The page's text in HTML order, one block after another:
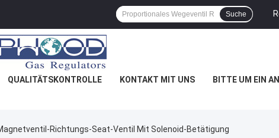
Suche
QUALITÄTSKONTROLLE KONTAKT MIT UNS BITTE UM EIN
Richtungs-Seat-Ventil Mit Solenoid-Betätigung